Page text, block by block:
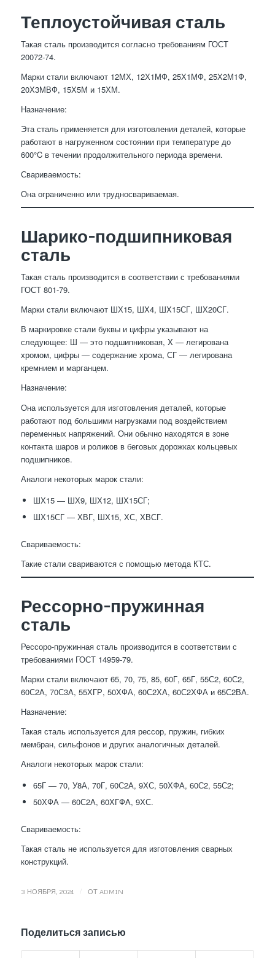
Теплоустойчивая сталь
Такая сталь производится согласно требованиям ГОСТ
20072-74.
Марки стали включают 12МХ, 12Х1МФ, 25Х1МФ, 25Х2М1Ф,
20Х3МВФ, 15Х5М и 15ХМ.
Назначение:
Эта сталь применяется для изготовления деталей, которые
работают в нагруженном состоянии при температуре до
600°C в течении продолжительного периода времени.
Свариваемость:
Она ограниченно или трудносвариваемая.
Шарико-подшипниковая
сталь
Такая сталь производится в соответствии с требованиями
ГОСТ 801-79.
Марки стали включают ШХ15, ШХ4, ШХ15СГ, ШХ20СГ.
В маркировке стали буквы и цифры указывают на
следующее: Ш — это подшипниковая, X — легирована
хромом, цифры — содержание хрома, СГ — легирована
кремнием и марганцем.
Назначение:
Она используется для изготовления деталей, которые
работают под большими нагрузками под воздействием
переменных напряжений. Они обычно находятся в зоне
контакта шаров и роликов в беговых дорожках кольцевых
подшипников.
Аналоги некоторых марок стали:
ШХ15 — ШХ9, ШХ12, ШХ15СГ;
ШХ15СГ — ХВГ, ШХ15, ХС, ХВСГ.
Свариваемость:
Такие стали свариваются с помощью метода КТС.
Рессорно-пружинная
сталь
Рессоро-пружинная сталь производится в соответствии с
требованиями ГОСТ 14959-79.
Марки стали включают 65, 70, 75, 85, 60Г, 65Г, 55С2, 60С2,
60С2А, 70С3А, 55ХГР, 50ХФА, 60С2ХА, 60С2ХФА и 65С2ВА.
Назначение:
Такая сталь используется для рессор, пружин, гибких
мембран, сильфонов и других аналогичных деталей.
Аналоги некоторых марок стали:
65Г — 70, У8А, 70Г, 60С2А, 9ХС, 50ХФА, 60С2, 55С2;
50ХФА — 60С2А, 60ХГФА, 9ХС.
Свариваемость:
Такая сталь не используется для изготовления сварных
конструкций.
3 НОЯБРЯ, 2024 ОТ ADMIN
Поделиться записью